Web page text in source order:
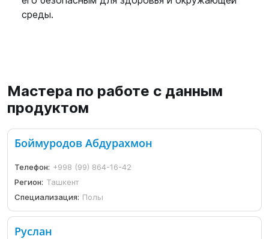
среды.
Мастера по работе с данным
продуктом
Боймуродов Абдурахмон
Телефон: +998 (99) 864-16-42
Регион: Ташкент
Специализация: Полы
Руслан